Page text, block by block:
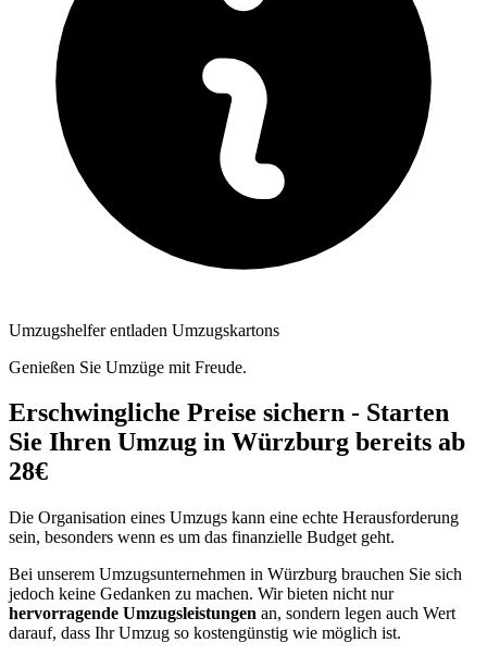
Umzugshelfer entladen Umzugskartons
Genießen Sie Umzüge mit Freude.
Erschwingliche Preise sichern - Starten
Sie Ihren Umzug in Würzburg bereits ab
28€
Die Organisation eines Umzugs kann eine echte Herausforderung
sein, besonders wenn es um das finanzielle Budget geht.
Bei unserem Umzugsunternehmen in Würzburg brauchen Sie sich
jedoch keine Gedanken zu machen. Wir bieten nicht nur
hervorragende Umzugsleistungen an, sondern legen auch Wert
darauf, dass Ihr Umzug so kostengünstig wie möglich ist.